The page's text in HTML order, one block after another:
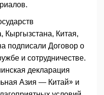
Кыргызстана, Китая,
подписали Договор о
и сотрудничестве.
декларация
Азия — Китай» и